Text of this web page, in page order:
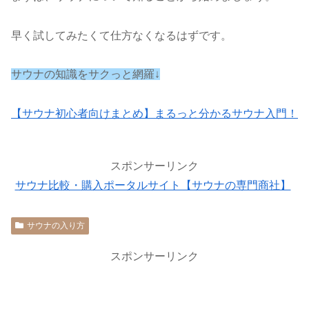
早く試してみたくて仕方なくなるはずです。
サウナの知識をサクっと網羅↓
【サウナ初心者向けまとめ】まるっと分かるサウナ入門！
スポンサーリンク
サウナ比較・購入ポータルサイト【サウナの専門商社】
サウナの入り方
スポンサーリンク